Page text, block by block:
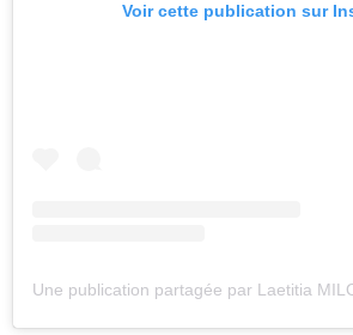
Voir cette publication sur